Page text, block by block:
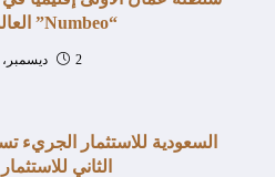
“Numbeo” العالمي 2025
2 ديسمبر، 2025
السعودية للاستثمار
الثاني